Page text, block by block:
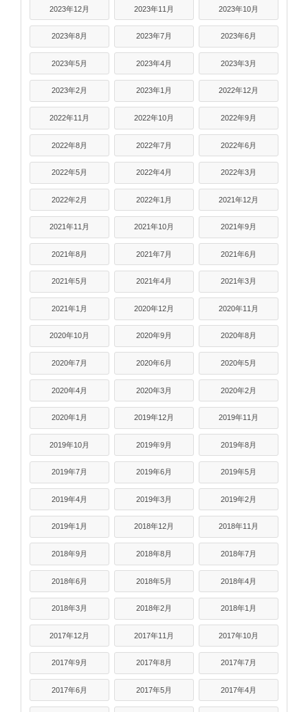
2023年12月 2023年11月 2023年10月
2023年8月 2023年7月 2023年6月
2023年5月 2023年4月 2023年3月
2023年2月 2023年1月 2022年12月
2022年11月 2022年10月 2022年9月
2022年8月 2022年7月 2022年6月
2022年5月 2022年4月 2022年3月
2022年2月 2022年1月 2021年12月
2021年11月 2021年10月 2021年9月
2021年8月 2021年7月 2021年6月
2021年5月 2021年4月 2021年3月
2021年1月 2020年12月 2020年11月
2020年10月 2020年9月 2020年8月
2020年7月 2020年6月 2020年5月
2020年4月 2020年3月 2020年2月
2020年1月 2019年12月 2019年11月
2019年10月 2019年9月 2019年8月
2019年7月 2019年6月 2019年5月
2019年4月 2019年3月 2019年2月
2019年1月 2018年12月 2018年11月
2018年9月 2018年8月 2018年7月
2018年6月 2018年5月 2018年4月
2018年3月 2018年2月 2018年1月
2017年12月 2017年11月 2017年10月
2017年9月 2017年8月 2017年7月
2017年6月 2017年5月 2017年4月